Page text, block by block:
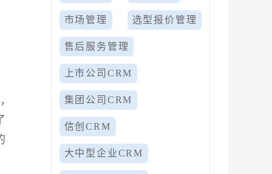
市场管理 选型报价管理
售后服务管理
上市公司CRM
集团公司CRM
信创CRM
大中型企业CRM